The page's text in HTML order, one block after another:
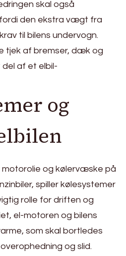
skal også
den ekstra vægt fra
til bilens undervogn.
tjek af bremser, dæk og
af et elbil-
og
motorolie og kølervæske på
spiller kølesystemer
rolle for driften og
el-motoren og bilens
som skal bortledes
og slid.